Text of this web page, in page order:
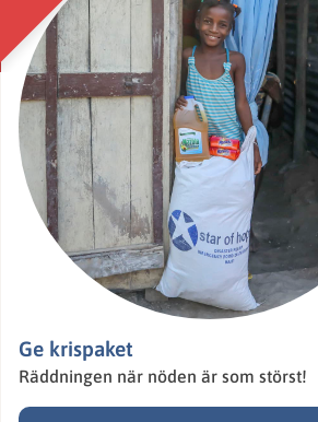
Ge krispaket
Räddningen när nöden är som störst!